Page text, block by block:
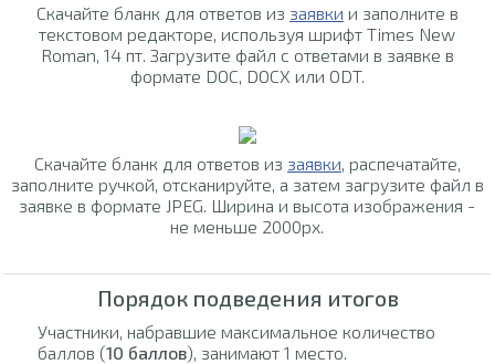
Скачайте бланк для ответов из заявки и заполните в
текстовом редакторе, используя шрифт Times New
Roman, 14 пт. Загрузите файл с ответами в заявке в
формате DOC, DOCX или ODT.
Скачайте бланк для ответов из заявки, распечатайте,
заполните ручкой, отсканируйте, а затем загрузите файл в
заявке в формате JPEG. Ширина и высота изображения -
не меньше 2000px.
Порядок подведения итогов
Участники, набравшие максимальное количество
баллов (10 баллов), занимают 1 место.